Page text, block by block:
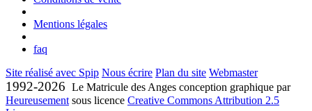
Mentions légales
faq
Site réalisé avec Spip Nous écrire Plan du site Webmaster
1992-2026 Le Matricule des Anges conception graphique par
Heureusementsous licence Creative Commons Attribution 2.5